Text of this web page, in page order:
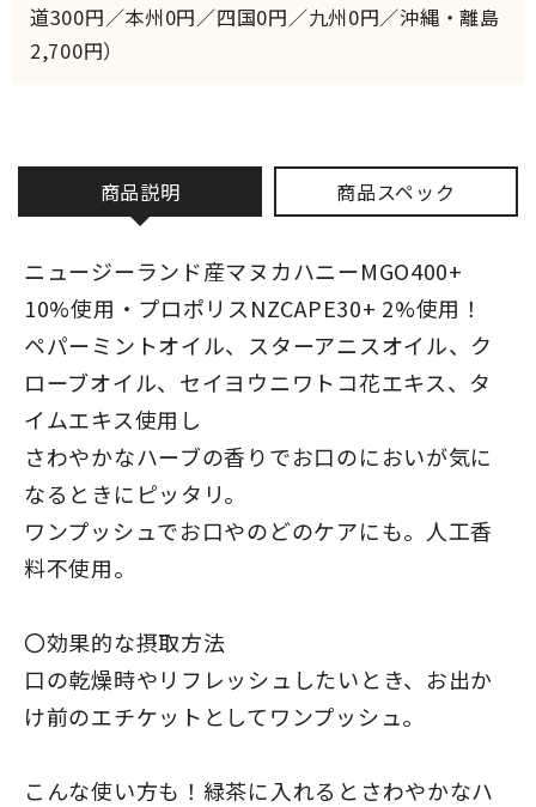
商品説明 商品スペック
ニュージーランド産マヌカハニーMGO400+
10%使用・プロポリスNZCAPE30+ 2%使用！
ペパーミントオイル、スターアニスオイル、ク
ローブオイル、セイヨウニワトコ花エキス、タ
イムエキス使用し
さわやかなハーブの香りでお口のにおいが気に
なるときにピッタリ。
ワンプッシュでお口やのどのケアにも。人工香
料不使用。
〇効果的な摂取方法
口の乾燥時やリフレッシュしたいとき、お出か
け前のエチケットとしてワンプッシュ。
こんな使い方も！緑茶に入れるとさわやかなハ
道300円／本州0円／四国0円／九州0円／沖縄・離島
2,700円）